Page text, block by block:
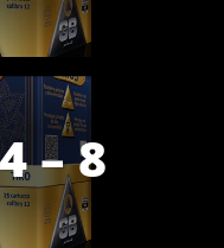
– 8